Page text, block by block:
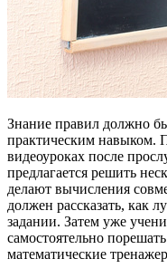
Знание правил должно
практическим навыком.
видеоуроках после
предлагается решить
делают вычисления
должен рассказать, как
задании. Затем уже
самостоятельно
математические